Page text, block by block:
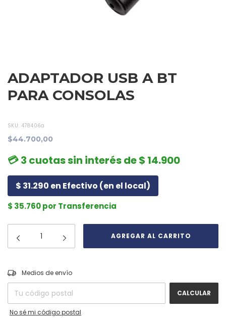
ADAPTADOR USB A BT
PARA CONSOLAS
SKU: 478406a
$44.700,00
💳 3 cuotas sin interés de $ 14.900
$ 31.290 en Efectivo (en el local)
$ 35.760 por Transferencia
Entregas para el CP:
Medios de envío
CALCULAR
No sé mi código postal